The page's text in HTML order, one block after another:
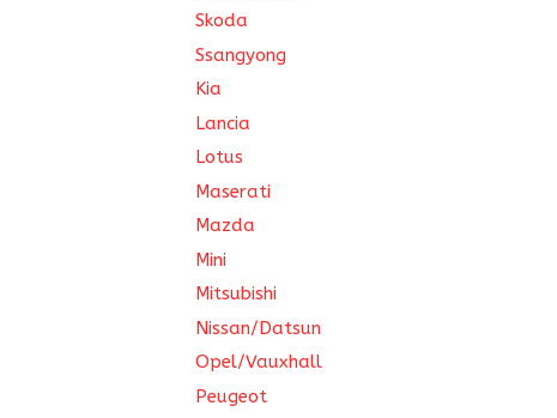
Skoda
Ssangyong
Kia
Lancia
Lotus
Maserati
Mazda
Mini
Mitsubishi
Nissan/Datsun
Opel/Vauxhall
Peugeot